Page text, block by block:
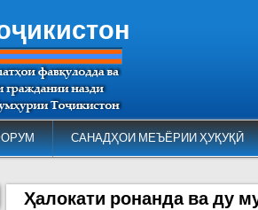
САНАДҲОИ МЕЪЁРИИ ҲУҚУҚӢ
Ҳалокати ронанда ва ду